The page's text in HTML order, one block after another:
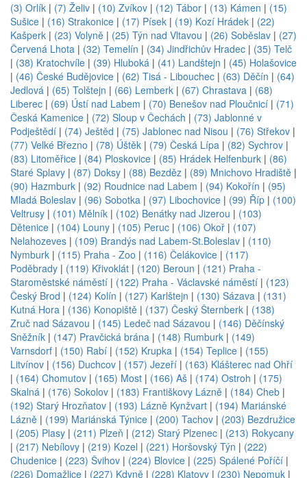
(3) Orlík | (7) Želiv | (10) Zvíkov | (12) Tábor | (13) Kámen | (15)
Sušice | (16) Strakonice | (17) Písek | (19) Kozí Hrádek | (22)
Kašperk | (23) Volyně | (25) Týn nad Vltavou | (26) Soběslav | (27)
Červená Lhota | (32) Temelín | (34) Jindřichův Hradec | (35) Telč
| (38) Kratochvíle | (39) Hluboká | (41) Landštejn | (45) Holašovice
| (46) České Budějovice | (62) Tisá - Libouchec | (63) Děčín | (64)
Jedlová | (65) Tolštejn | (66) Lemberk | (67) Chrastava | (68)
Liberec | (69) Ústí nad Labem | (70) Benešov nad Ploučnicí | (71)
Česká Kamenice | (72) Sloup v Čechách | (73) Jablonné v
Podještědí | (74) Ještěd | (75) Jablonec nad Nisou | (76) Střekov |
(77) Velké Březno | (78) Úštěk | (79) Česká Lípa | (82) Sychrov |
(83) Litoměřice | (84) Ploskovice | (85) Hrádek Helfenburk | (86)
Staré Splavy | (87) Doksy | (88) Bezděz | (89) Mnichovo Hradiště |
(90) Hazmburk | (92) Roudnice nad Labem | (94) Kokořín | (95)
Mladá Boleslav | (96) Sobotka | (97) Libochovice | (99) Říp | (100)
Veltrusy | (101) Mělník | (102) Benátky nad Jizerou | (103)
Dětenice | (104) Louny | (105) Peruc | (106) Okoř | (107)
Nelahozeves | (109) Brandýs nad Labem-St.Boleslav | (110)
Nymburk | (115) Praha - Zoo | (116) Čelákovice | (117)
Poděbrady | (119) Křivoklát | (120) Beroun | (121) Praha -
Staroměstské náměstí | (122) Praha - Václavské náměstí | (123)
Český Brod | (124) Kolín | (127) Karlštejn | (130) Sázava | (131)
Kutná Hora | (136) Konopiště | (137) Český Šternberk | (138)
Zruč nad Sázavou | (145) Ledeč nad Sázavou | (146) Děčínský
Sněžník | (147) Pravčická brána | (148) Rumburk | (149)
Varnsdorf | (150) Rabí | (152) Krupka | (154) Teplice | (155)
Litvínov | (156) Duchcov | (157) Jezeří | (163) Klášterec nad Ohří
| (164) Chomutov | (165) Most | (166) Aš | (174) Ostroh | (175)
Skalná | (176) Sokolov | (183) Františkovy Lázně | (184) Cheb |
(192) Starý Hrozňatov | (193) Lázně Kynžvart | (194) Mariánské
Lázně | (199) Mariánská Týnice | (200) Tachov | (203) Bezdružice
| (205) Plasy | (211) Plzeň | (212) Starý Plzenec | (213) Rokycany
| (217) Nebílovy | (219) Kozel | (221) Horšovský Týn | (222)
Chudenice | (223) Švihov | (224) Blovice | (225) Spálené Poříčí |
(226) Domažlice | (227) Kdyně | (228) Klatovy | (230) Nepomuk |